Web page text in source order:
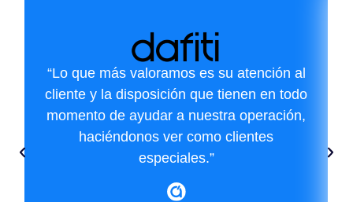
“Lo que más valoramos es su atención al
cliente y la disposición que tienen en todo
momento de ayudar a nuestra operación,
haciéndonos ver como clientes
especiales.”